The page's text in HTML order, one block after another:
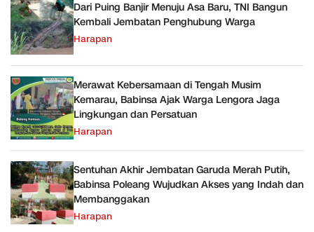
Dari Puing Banjir Menuju Asa Baru, TNI Bangun
Kembali Jembatan Penghubung Warga
Harapan
Merawat Kebersamaan di Tengah Musim
Kemarau, Babinsa Ajak Warga Lengora Jaga
Lingkungan dan Persatuan
Harapan
Sentuhan Akhir Jembatan Garuda Merah Putih,
Babinsa Poleang Wujudkan Akses yang Indah dan
Membanggakan
Harapan